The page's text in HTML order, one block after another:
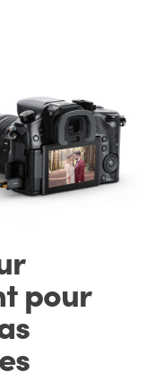
pour